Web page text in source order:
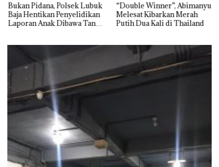
Bukan Pidana, Polsek Lubuk
Baja Hentikan Penyelidikan
Laporan Anak Dibawa Tanpa
“Double Winner”, Abimanyu
Melesat Kibarkan Merah
Putih Dua Kali di Thailand